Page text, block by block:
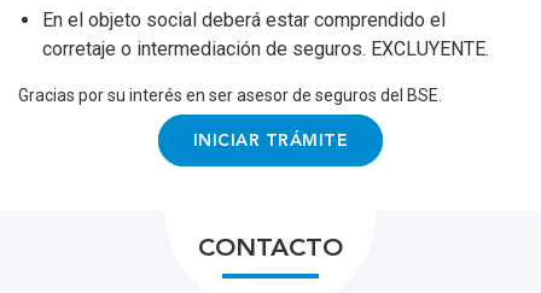
En el objeto social deberá estar comprendido el
corretaje o intermediación de seguros. EXCLUYENTE.
Gracias por su interés en ser asesor de seguros del BSE.
INICIAR TRÁMITE
CONTACTO